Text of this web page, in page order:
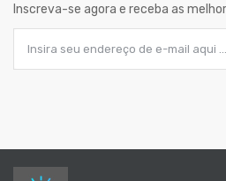
Inscreva-se agora e receba as